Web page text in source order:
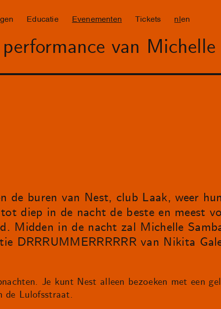
Educatie Evenementen Tickets nl en
van Michelle
de buren van Nest, club Laak, weer
diep in de nacht de beste en meest
Midden in de nacht zal Michelle
DRRRUMMERRRRRR van Nikita
Je kunt Nest alleen bezoeken met een
de Lulofsstraat.